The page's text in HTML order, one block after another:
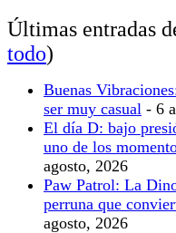
Últimas entradas
todo)
Buenas
ser muy casual - 6
El día D: bajo
uno de los
agosto, 2026
Paw Patrol: La
perruna que
agosto, 2026